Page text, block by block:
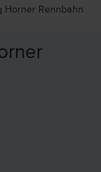
Horner Rennbahn